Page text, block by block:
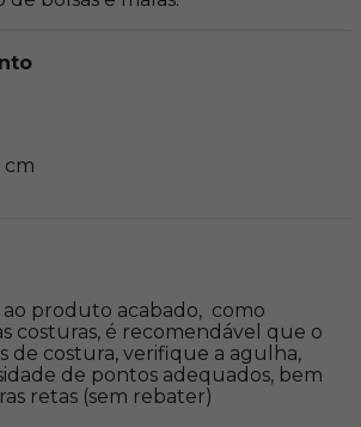
cm
ao produto acabado,  como
costuras, é recomendável que o
de costura, verifique a agulha,
de pontos adequados, bem
retas (sem rebater)